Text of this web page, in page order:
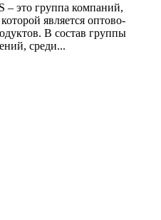
это группа компаний,
является оптово-
В состав группы
среди...